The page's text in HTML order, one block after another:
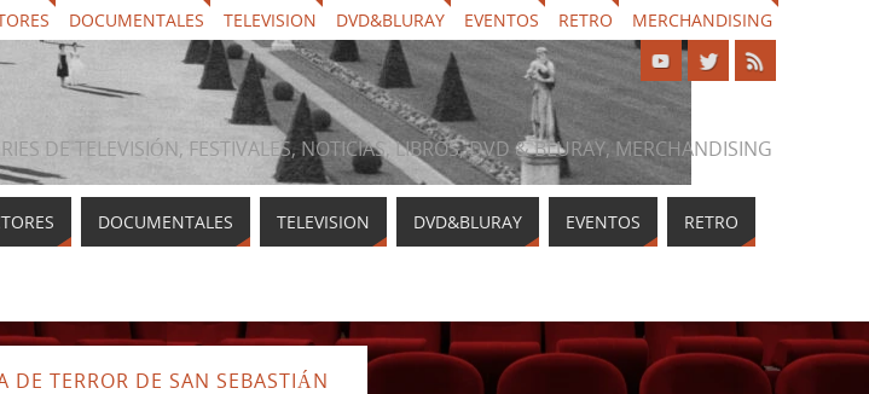
DOCUMENTALES TELEVISION DVD&BLURAY EVENTOS RETRO MERCHANDISING
DE TELEVISIÓN, FESTIVALES, NOTICIAS, LIBROS, DVD & BLURAY, MERCHANDISING
DOCUMENTALES TELEVISION DVD&BLURAY EVENTOS RETRO
DE TERROR DE SAN SEBASTIÁN